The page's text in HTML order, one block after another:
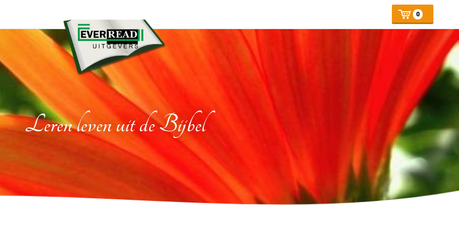
Mijn
winkelmand
Number
of
articles:
0
Leren leven uit de Bijbel